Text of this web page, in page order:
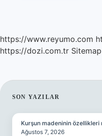
https://www.reyumo.com
https://dozi.com.tr Sitemap
SIDEBAR
SON YAZILAR
Kurşun madeninin özellikleri
Ağustos 7, 2026